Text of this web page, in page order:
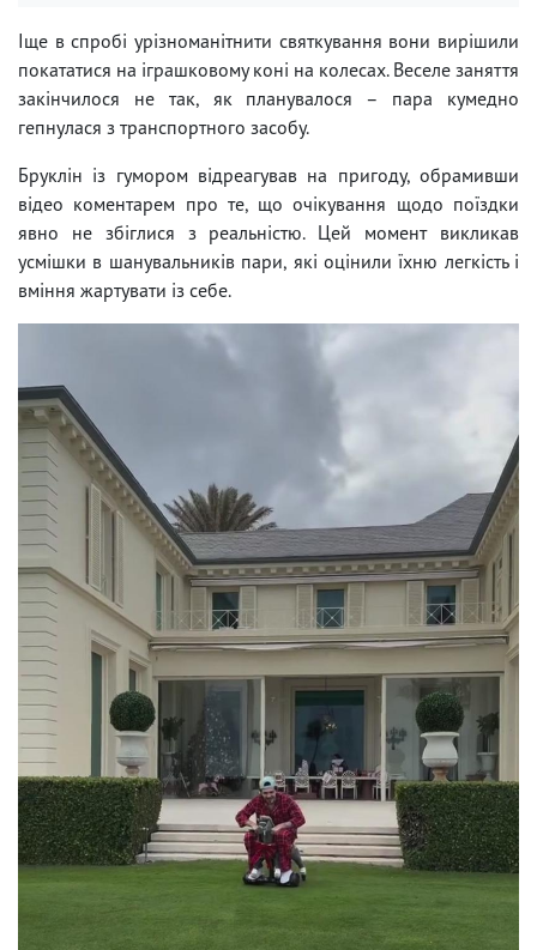
Іще в спробі урізноманітнити святкування вони вирішили
покататися на іграшковому коні на колесах. Веселе заняття
закінчилося не так, як планувалося – пара кумедно
гепнулася з транспортного засобу.
Бруклін із гумором відреагував на пригоду, обрамивши
відео коментарем про те, що очікування щодо поїздки
явно не збіглися з реальністю. Цей момент викликав
усмішки в шанувальників пари, які оцінили їхню легкість і
вміння жартувати із себе.